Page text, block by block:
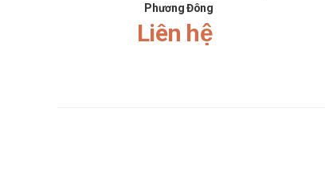
Phương Đông
Liên hệ